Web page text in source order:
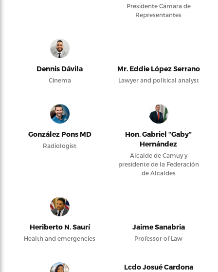
Presidente Cámara de
Representantes
Dennis Dávila
Cinema
Mr. Eddie López Serrano
Lawyer and political analyst
González Pons MD
Radiologist
Hon. Gabriel “Gaby”
Hernández
Alcalde de Camuy y
presidente de la Federación
de Alcaldes
Heriberto N. Saurí
Health and emergencies
Jaime Sanabria
Professor of Law
Lcdo Josué Cardona